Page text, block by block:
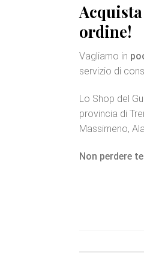
ordine!
Vagliamo in
servizio di
Lo Shop del
provincia di
Massimeno,
Non perdere